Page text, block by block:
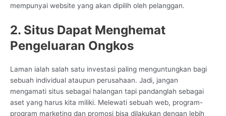
mempunyai website yang akan dipilih oleh pelanggan.
2. Situs Dapat Menghemat
Pengeluaran Ongkos
Laman ialah salah satu investasi paling menguntungkan bagi
sebuah individual ataupun perusahaan. Jadi, jangan
mengamati situs sebagai halangan tapi pandanglah sebagai
aset yang harus kita miliki. Melewati sebuah web, program-
program marketing dan promosi bisa dilakukan dengan lebih